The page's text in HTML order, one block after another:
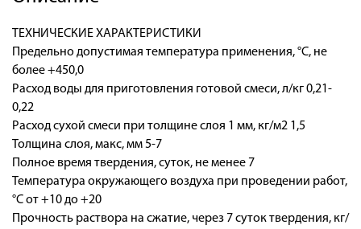
ТЕХНИЧЕСКИЕ ХАРАКТЕРИСТИКИ
Предельно допустимая температура применения, °С, не
более +450,0
Расход воды для приготовления готовой смеси, л/кг 0,21-
0,22
Расход сухой смеси при толщине слоя 1 мм, кг/м2 1,5
Толщина слоя, макс, мм 5-7
Полное время твердения, суток, не менее 7
Температура окружающего воздуха при проведении работ,
°С от +10 до +20
Прочность раствора на сжатие, через 7 суток твердения, кг/